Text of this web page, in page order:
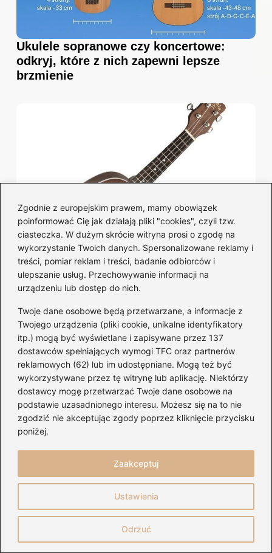
Zgodnie z europejskim prawem, mamy obowiązek
poinformować Cię jak działają pliki "cookies", czyli tzw.
ciasteczka. W dużym skrócie witryna prosi o zgodę na
wykorzystanie Twoich danych. Spersonalizowane reklamy i
treści, pomiar reklam i treści, badanie odbiorców i
ulepszanie usług. Przechowywanie informacji na
urządzeniu lub dostęp do nich.
Twoje dane osobowe będą przetwarzane, a informacje z
Twojego urządzenia (pliki cookie, unikalne identyfikatory
itp.) mogą być wyświetlane i zapisywane przez 137
dostawców spełniających wymogi TFC oraz partnerów
reklamowych (62) lub im udostępniane. Mogą też być
wykorzystywane przez tę witrynę lub aplikację. Niektórzy
dostawcy mogę przetwarzać Twoje dane osobowe na
podstawie uzasadnionego interesu. Możesz się na to nie
zgodzić nie akceptując zgody poprzez kliknięcie przycisku
poniżej.
Ustawienia
Odrzuć
Zaakceptuj
Ukulele sopranowe czy koncertowe:
odkryj, które z nich zapewni lepsze
brzmienie
Ukulele – które firmy i modele zachwycą
Twoje serce?
Czy ukulele Harley Benton to strunowy
skarb? Odkryj jego prawdziwą jakość!
Newsletter